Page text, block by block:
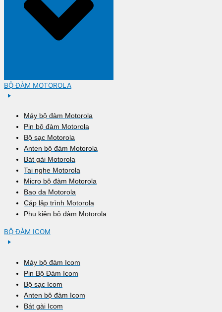
BỘ ĐÀM MOTOROLA
Máy bộ đàm Motorola
Pin bộ đàm Motorola
Bộ sạc Motorola
Anten bộ đàm Motorola
Bát gài Motorola
Tai nghe Motorola
Micro bộ đàm Motorola
Bao da Motorola
Cáp lập trình Motorola
Phụ kiện bộ đàm Motorola
BỘ ĐÀM ICOM
Máy bộ đàm Icom
Pin Bộ Đàm Icom
Bộ sạc Icom
Anten bộ đàm Icom
Bát gài Icom